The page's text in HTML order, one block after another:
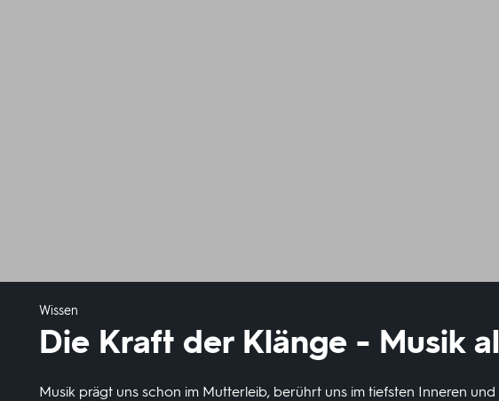
Wissen
Die Kraft der Klänge - Musik
Musik prägt uns schon im Mutterleib, berührt uns im tiefsten Inneren